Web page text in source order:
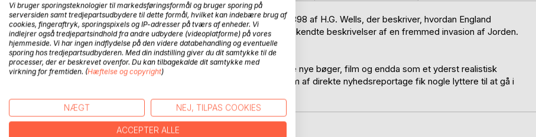
War of the Worlds er en science fiction-roman udgivet i 1898 af H.G. Wells, der beskriver, hvordan England
invaderes af rumvæsener fra Mars. Det er en af de bedst kendte beskrivelser af en fremmed invasion af Jorden.
Den danske oversættelse har titlen "Klodernes kamp".
Bogen og dens historie har givet grobund til en lang række nye bøger, film og endda som et yderst realistisk
radiospil af Orson Welles, udsendt i 1938; radiospillets form af direkte nyhedsreportage fik nogle lyttere til at gå i
Vi bruger sporingsteknologier til markedsføringsformål og bruger sporing på
serversiden samt tredjepartsudbydere til dette formål, hvilket kan indebære brug af
cookies, fingeraftryk, sporingspixels og IP-adresser på tværs af enheder. Vi
indlejrer også tredjepartsindhold fra andre udbydere (videoplatforme) på vores
hjemmeside. Vi har ingen indflydelse på den videre databehandling og eventuelle
sporing hos tredjepartsudbyderen. Med din indstilling giver du dit samtykke til de
processer, der er beskrevet ovenfor. Du kan tilbagekalde dit samtykke med
virkning for fremtiden. (Hæftelse og copyright)
NÆGT NEJ, TILPAS COOKIES
ACCEPTER ALLE